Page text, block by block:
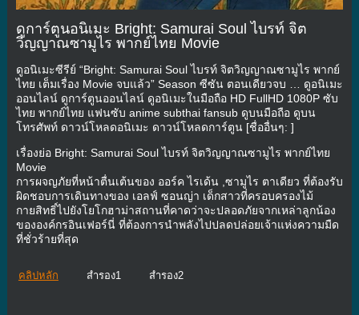
ดูการ์ตูนอนิเมะ Bright: Samurai Soul ไบรท์ จิต
วิญญาณซามูไร พากย์ไทย Movie
ดูอนิเมะซีรีย์ “Bright: Samurai Soul ไบรท์ จิตวิญญาณซามูไร พากย์
ไทย เต็มเรื่อง Movie จบแล้ว” Season ซีซัน ตอนเดียวจบ … ดูอนิเมะ
ออนไลน์ ดูการ์ตูนออนไลน์ ดูอนิเมะในมือถือ HD FullHD 1080P ซับ
ไทย พากย์ไทย แฟนซับ anime subthai fansub ดูบนมือถือ ดูบน
โทรศัพท์ ดาวน์โหลดอนิเมะ ดาวน์โหลดการ์ตูน [ชื่ออื่นๆ: ]
เรื่องย่อ Bright: Samurai Soul ไบรท์ จิตวิญญาณซามูไร พากย์ไทย
Movie
การผจญภัยที่หน้าตื่นเต้นของ ออร์ค ไรเด้น ,ซามูไร ตาเดียว ที่ต้องรับ
ผิดชอบการเดินทางของ เอลฟ์ ซอนญ่า เด็กสาวที่ครอบครองไม้
กายสิทธิ์ไปยังโยโกฮาม่าสถานที่คาดว่าจะปลอดภัยจากเหล่าลูกน้อง
ขององค์กรอินเฟอร์นี่ ที่ต้องการนำพลังไปปลดปล่อยเจ้าแห่งความมืด
ที่ชั่วร้ายที่สุด
คลิปหลัก สำรอง1 สำรอง2